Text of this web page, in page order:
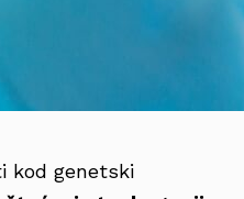
kod genetski